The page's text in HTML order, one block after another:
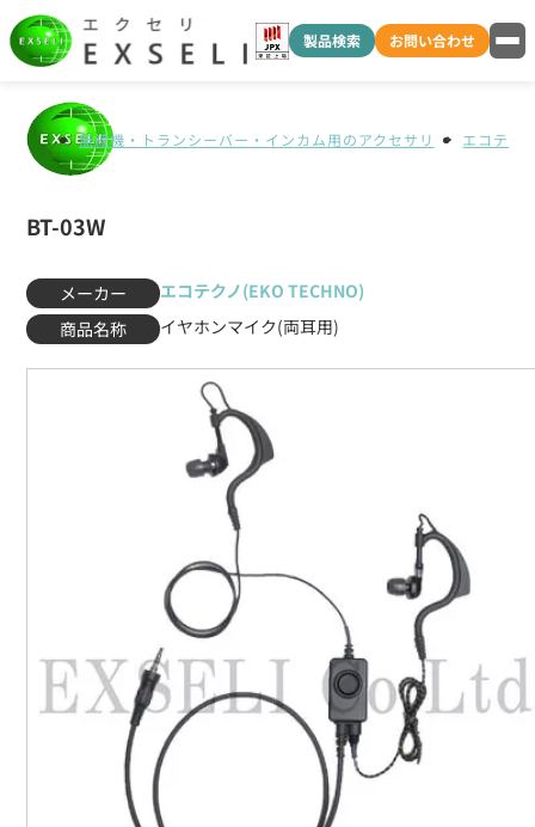
製品検索 お問い合わせ
無線機・トランシーバー・インカム用のアクセサリ エコテク
BT-03W
メーカー
エコテクノ(EKO TECHNO)
商品名称
イヤホンマイク(両耳用)